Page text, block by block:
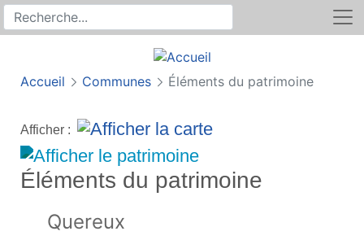
Recherche sur le site
Rechercher
Accueil Communes Éléments du patrimoine
Afficher :
Éléments du patrimoine
Quereux